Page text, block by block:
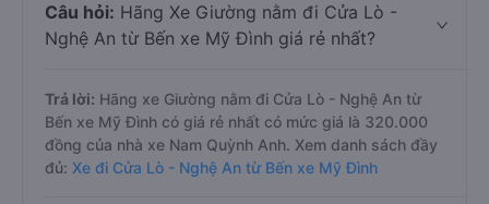
Câu hỏi: Hãng Xe Giường nằm đi Cửa Lò -
Nghệ An từ Bến xe Mỹ Đình giá rẻ nhất?
Trả lời: Hãng xe Giường nằm đi Cửa Lò - Nghệ An từ
Bến xe Mỹ Đình có giá rẻ nhất có mức giá là 320.000
đồng của nhà xe Nam Quỳnh Anh. Xem danh sách đầy
đủ: Xe đi Cửa Lò - Nghệ An từ Bến xe Mỹ Đình